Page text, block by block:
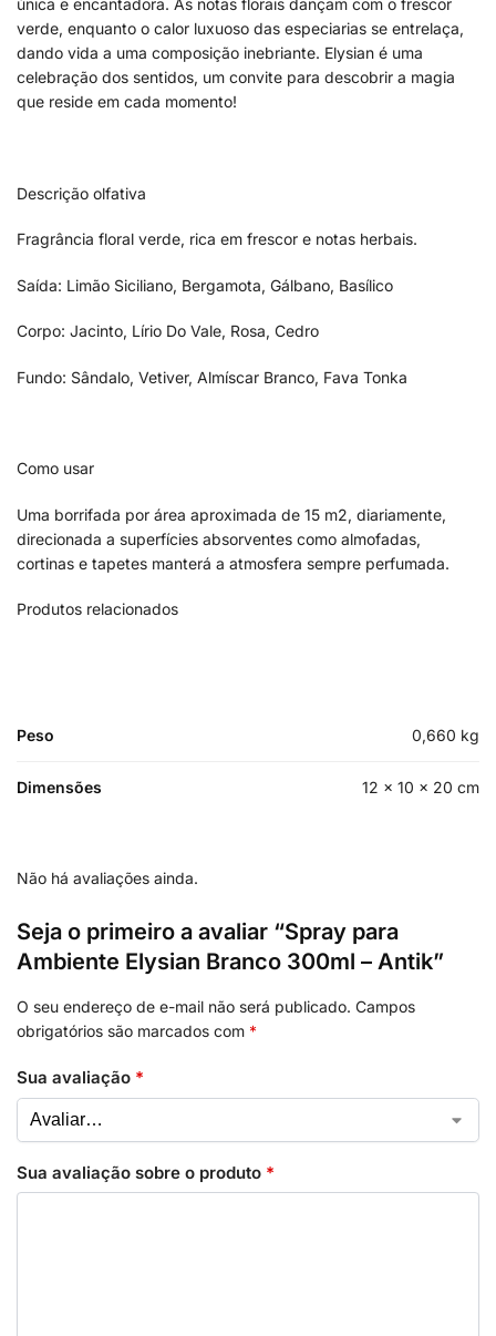
verde, enquanto o calor luxuoso das especiarias se entrelaça,
dando vida a uma composição inebriante. Elysian é uma
celebração dos sentidos, um convite para descobrir a magia
que reside em cada momento!
Descrição olfativa
Fragrância floral verde, rica em frescor e notas herbais.
Saída: Limão Siciliano, Bergamota, Gálbano, Basílico
Corpo: Jacinto, Lírio Do Vale, Rosa, Cedro
Fundo: Sândalo, Vetiver, Almíscar Branco, Fava Tonka
Como usar
Uma borrifada por área aproximada de 15 m2, diariamente,
direcionada a superfícies absorventes como almofadas,
cortinas e tapetes manterá a atmosfera sempre perfumada.
Produtos relacionados
Peso 0,660 kg
Dimensões 12 × 10 × 20 cm
Não há avaliações ainda.
Seja o primeiro a avaliar “Spray para
Ambiente Elysian Branco 300ml – Antik”
O seu endereço de e-mail não será publicado. Campos
obrigatórios são marcados com *
Sua avaliação *
Sua avaliação sobre o produto *